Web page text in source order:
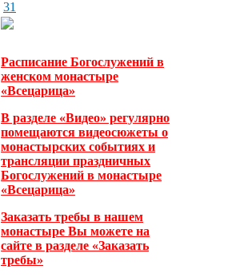
31
Расписание Богослужений в
женском монастыре
«Всецарица»
В разделе «Видео» регулярно
помещаются видеосюжеты о
монастырских событиях и
трансляции праздничных
Богослужений в монастыре
«Всецарица»
Заказать требы в нашем
монастыре Вы можете на
сайте в разделе «Заказать
требы»